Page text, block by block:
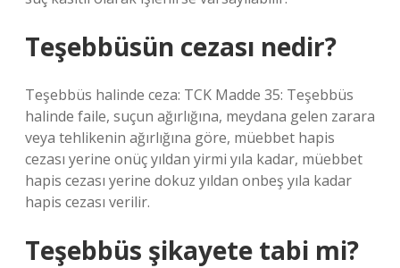
Teşebbüsün cezası nedir?
Teşebbüs halinde ceza: TCK Madde 35: Teşebbüs
halinde faile, suçun ağırlığına, meydana gelen zarara
veya tehlikenin ağırlığına göre, müebbet hapis
cezası yerine onüç yıldan yirmi yıla kadar, müebbet
hapis cezası yerine dokuz yıldan onbeş yıla kadar
hapis cezası verilir.
Teşebbüs şikayete tabi mi?